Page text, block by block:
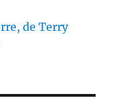
de Terry